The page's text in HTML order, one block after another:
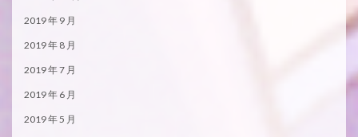
2019 年 9 月
2019 年 8 月
2019 年 7 月
2019 年 6 月
2019 年 5 月